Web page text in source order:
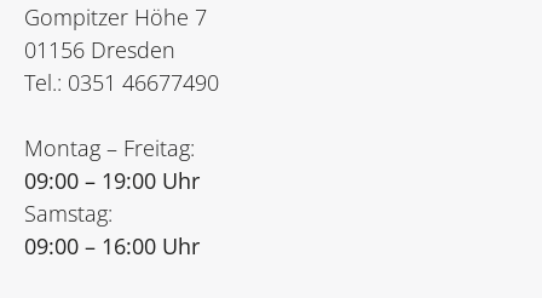
Gompitzer Höhe 7
01156 Dresden
Tel.: 0351 46677490
Montag – Freitag:
09:00 – 19:00 Uhr
Samstag:
09:00 – 16:00 Uhr